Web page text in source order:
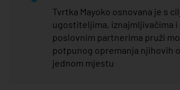
Tvrtka Mayoko osnovana je s
ugostiteljima, iznajmljivačima i
poslovnim partnerima pruži
potpunog opremanja njihovih
jednom mjestu